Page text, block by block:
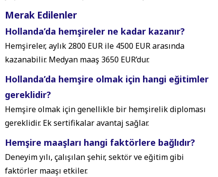
Merak Edilenler
Hollanda’da hemşireler ne kadar kazanır?
Hemşireler, aylık 2800 EUR ile 4500 EUR arasında
kazanabilir. Medyan maaş 3650 EUR’dur.
Hollanda’da hemşire olmak için hangi eğitimler
gereklidir?
Hemşire olmak için genellikle bir hemşirelik diploması
gereklidir. Ek sertifikalar avantaj sağlar.
Hemşire maaşları hangi faktörlere bağlıdır?
Deneyim yılı, çalışılan şehir, sektör ve eğitim gibi
faktörler maaşı etkiler.